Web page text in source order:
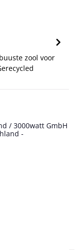
zool voor
/ 3000watt GmbH
-